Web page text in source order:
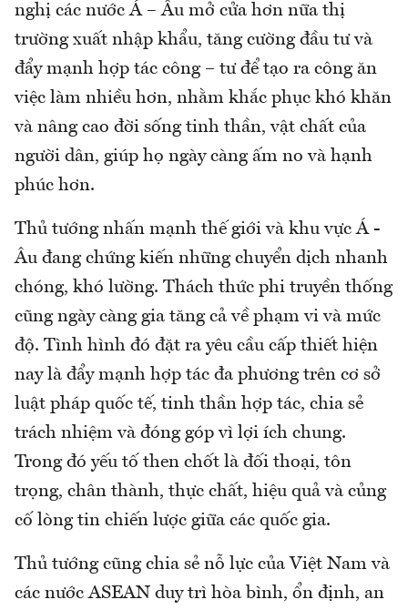
nghị các nước Á – Âu mở cửa hơn nữa thị
trường xuất nhập khẩu, tăng cường đầu tư và
đẩy mạnh hợp tác công – tư để tạo ra công ăn
việc làm nhiều hơn, nhằm khắc phục khó khăn
và nâng cao đời sống tinh thần, vật chất của
người dân, giúp họ ngày càng ấm no và hạnh
phúc hơn.
Thủ tướng nhấn mạnh thế giới và khu vực Á -
Âu đang chứng kiến những chuyển dịch nhanh
chóng, khó lường. Thách thức phi truyền thống
cũng ngày càng gia tăng cả về phạm vi và mức
độ. Tình hình đó đặt ra yêu cầu cấp thiết hiện
nay là đẩy mạnh hợp tác đa phương trên cơ sở
luật pháp quốc tế, tinh thần hợp tác, chia sẻ
trách nhiệm và đóng góp vì lợi ích chung.
Trong đó yếu tố then chốt là đối thoại, tôn
trọng, chân thành, thực chất, hiệu quả và củng
cố lòng tin chiến lược giữa các quốc gia.
Thủ tướng cũng chia sẻ nỗ lực của Việt Nam và
các nước ASEAN duy trì hòa bình, ổn định, an